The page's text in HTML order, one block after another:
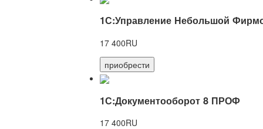
1С:Управление Небольшой
17 400RU
приобрести
1С:Документооборот 8 ПРОФ
17 400RU